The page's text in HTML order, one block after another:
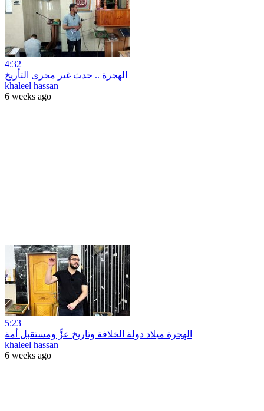
4:32
الهجرة .. حدث غير مجرى التأريخ
khaleel hassan
6 weeks ago
5:23
الهجرة ميلاد دولة الخلافة وتاريخ عزٍّ ومستقبل أمة
khaleel hassan
6 weeks ago